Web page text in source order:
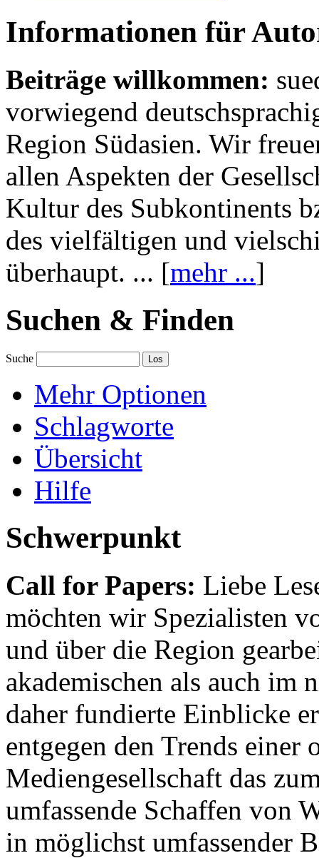
Informationen für
Beiträge willkommen:
vorwiegend
Region Südasien. Wir
allen Aspekten der
Kultur des Subkontinents
des vielfältigen und
überhaupt. ... [mehr ...]
Suchen & Finden
Suche
Mehr Optionen
Schlagworte
Übersicht
Hilfe
Schwerpunkt
Call for Papers: Liebe
möchten wir Spezialisten
und über die Region
akademischen als auch im
daher fundierte Einblicke
entgegen den Trends einer
Mediengesellschaft das
umfassende Schaffen von
in möglichst umfassender